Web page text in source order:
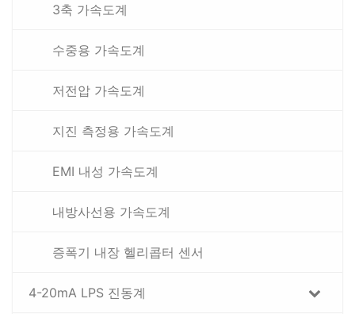
3축 가속도계
수중용 가속도계
저전압 가속도계
지진 측정용 가속도계
EMI 내성 가속도계
내방사선용 가속도계
증폭기 내장 헬리콥터 센서
4-20mA LPS 진동계